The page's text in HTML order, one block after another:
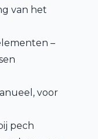
van het
–
voor
pech